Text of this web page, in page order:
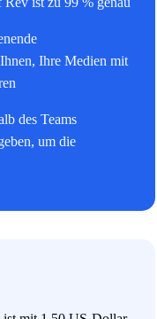
Ihre Medien mit
des Teams
um die